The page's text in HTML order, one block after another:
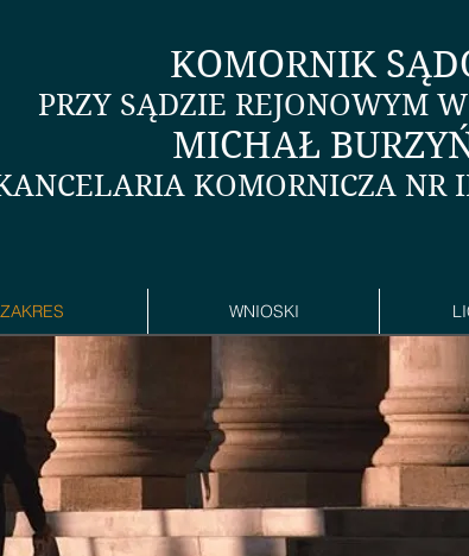
KOMORNIK
PRZY SĄDZIE REJONOWYM
MICHAŁ
KOMORNICZA NR
ZAKRES WNIOSKI